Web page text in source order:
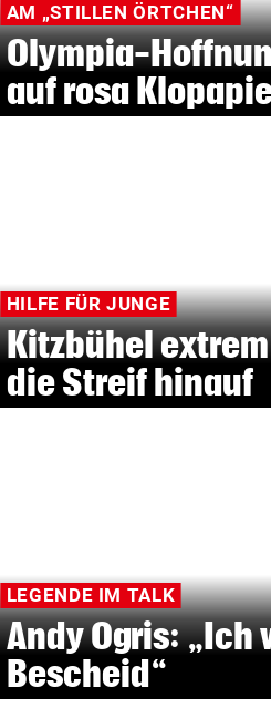
AM „STILLEN ÖRTCHEN“
Olympia-
auf rosa
HILFE FÜR JUNGE
Kitzbühel
die Streif hinauf
LEGENDE IM TALK
Andy Ogris: „Ich
Bescheid“